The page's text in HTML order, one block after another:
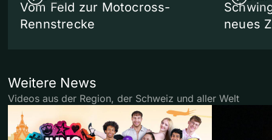
Vom Feld zur Motocross-
Rennstrecke
neues
Weitere News
Videos aus der Region, der Schweiz und aller Welt